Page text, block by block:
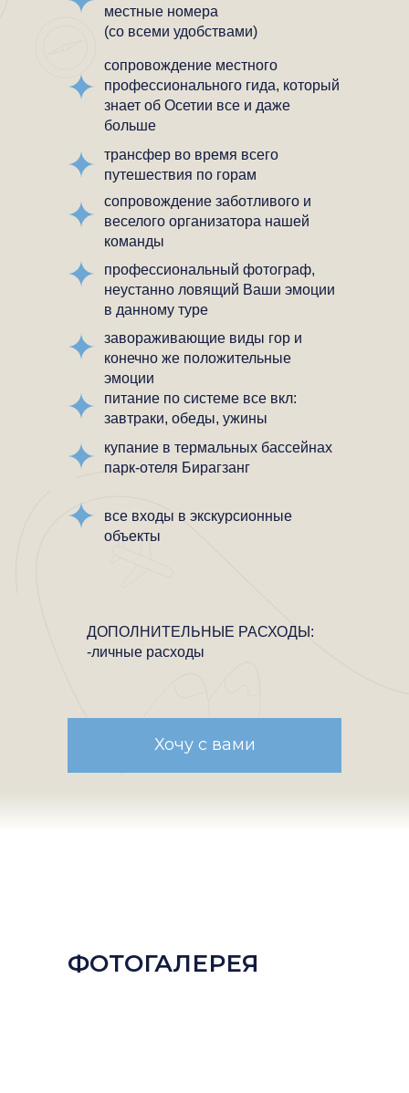
местные номера
(со всеми удобствами)
сопровождение местного
профессионального гида, который
знает об Осетии все и даже
больше
трансфер во время всего
путешествия по горам
сопровождение заботливого и
веселого организатора нашей
команды
профессиональный фотограф,
неустанно ловящий Ваши эмоции
в данному туре
завораживающие виды гор и
конечно же положительные
эмоции
питание по системе все вкл:
завтраки, обеды, ужины
Хочу с вами
купание в термальных бассейнах
парк-отеля Бирагзанг
все входы в экскурсионные
объекты
ДОПОЛНИТЕЛЬНЫЕ РАСХОДЫ:
-личные расходы
ФОТОГАЛЕРЕЯ